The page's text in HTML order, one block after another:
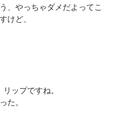
、やっちゃダメだよってこ
けど、
ップですね。
た。